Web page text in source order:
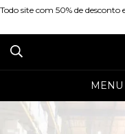
Todo site com 50% de
MENU